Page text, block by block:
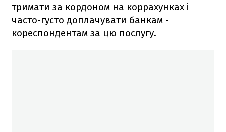
тримати за кордоном на коррахунках і
часто-густо доплачувати банкам -
кореспондентам за цю послугу.